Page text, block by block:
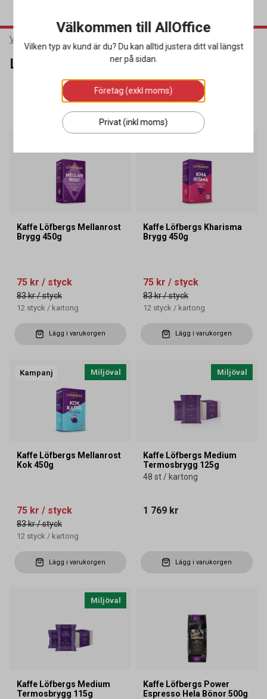
Varumärken
Löfbergs
SORTERA
37 produkter
Kaffe Löfbergs Mellanrost
Brygg 450g
75 kr / styck
83 kr/ styck
12 styck / kartong
Lägg i varukorgen
Kaffe Löfbergs Kharisma
Brygg 450g
75 kr / styck
83 kr/ styck
12 styck / kartong
Lägg i varukorgen
Kampanj Miljöval
Kaffe Löfbergs Mellanrost
Kok 450g
75 kr / styck
83 kr/ styck
12 styck / kartong
Lägg i varukorgen
Miljöval
Kaffe Löfbergs Medium
Termosbrygg 125g
48 st / kartong
1 769 kr
Lägg i varukorgen
Miljöval
Kaffe Löfbergs Medium
Termosbrygg 115g
Kaffe Löfbergs Power
Espresso Hela Bönor 500g
Välkommen till AllOffice
Vilken typ av kund är du? Du kan alltid justera ditt val längst
ner på sidan.
Företag (exkl moms)
Privat (inkl moms)